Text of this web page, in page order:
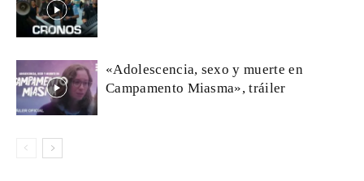
«Adolescencia, sexo y muerte en
Campamento Miasma», tráiler